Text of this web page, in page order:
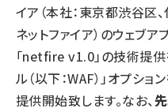
イア（本社：東京都渋谷区
ネットファイア）のウェブ
「netfire v1.0」の技術提供
ル（以下：WAF）」オプシ
提供開始致します。なお、